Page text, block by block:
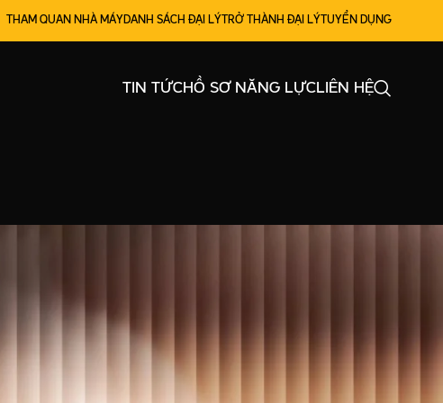
THAM QUAN NHÀ MÁY DANH SÁCH ĐẠI LÝTRỞ THÀNH ĐẠI LÝTUYỂN DỤNG
TIN TỨCHỒ SƠ NĂNG LỰCLIÊN HỆ